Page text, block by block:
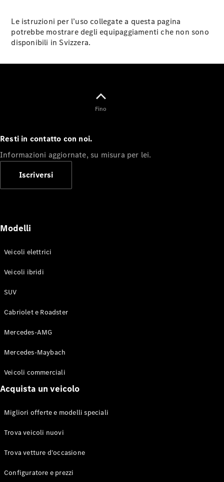
Le istruzioni per l’uso collegate a questa pagina
potrebbe mostrare degli equipaggiamenti che non sono
disponibili in Svizzera.
Fino
Resti in contatto con noi.
Informazioni aggiornate, su misura per lei.
Iscriversi
Modelli
Veicoli elettrici
Veicoli ibridi
SUV
Cabriolet e Roadster
Mercedes-AMG
Mercedes-Maybach
Veicoli commerciali
Acquista un veicolo
Migliori offerte e modelli speciali
Trova veicoli nuovi
Trova vetture d’occasione
Configuratore e prezzi